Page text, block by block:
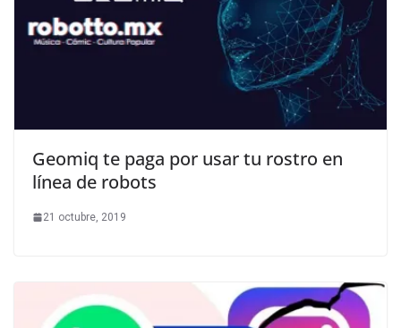
Geomiq te paga por usar tu rostro en
línea de robots
21 octubre, 2019